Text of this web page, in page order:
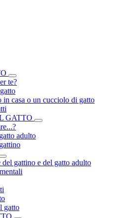
te?
in casa o un cucciolo di gatto
GATTO
adulto
del gattino e del gatto adulto
gatto